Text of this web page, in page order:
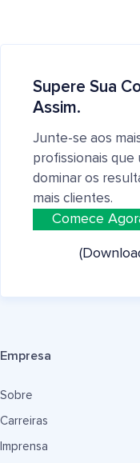
Supere Sua
Assim.
Junte-se aos
profissionais que
dominar os
mais clientes.
Comece
Empresa
Sobre
Carreiras
Imprensa